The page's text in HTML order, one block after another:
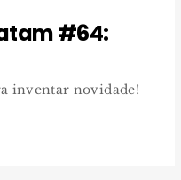
#64:
inventar novidade!